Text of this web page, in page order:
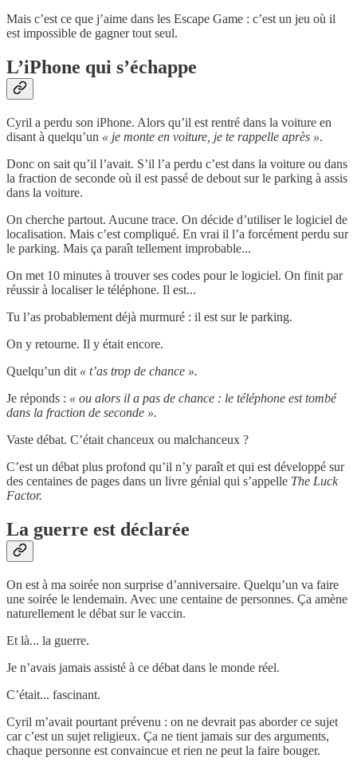
Mais c’est ce que j’aime dans les Escape Game : c’est un jeu où il
est impossible de gagner tout seul.
L’iPhone qui s’échappe
Cyril a perdu son iPhone. Alors qu’il est rentré dans la voiture en
disant à quelqu’un « je monte en voiture, je te rappelle après ».
Donc on sait qu’il l’avait. S’il l’a perdu c’est dans la voiture ou dans
la fraction de seconde où il est passé de debout sur le parking à assis
dans la voiture.
On cherche partout. Aucune trace. On décide d’utiliser le logiciel de
localisation. Mais c’est compliqué. En vrai il l’a forcément perdu sur
le parking. Mais ça paraît tellement improbable...
On met 10 minutes à trouver ses codes pour le logiciel. On finit par
réussir à localiser le téléphone. Il est...
Tu l’as probablement déjà murmuré : il est sur le parking.
On y retourne. Il y était encore.
Quelqu’un dit « t’as trop de chance ».
Je réponds : « ou alors il a pas de chance : le téléphone est tombé
dans la fraction de seconde ».
Vaste débat. C’était chanceux ou malchanceux ?
C’est un débat plus profond qu’il n’y paraît et qui est développé sur
des centaines de pages dans un livre génial qui s’appelle The Luck
Factor.
La guerre est déclarée
On est à ma soirée non surprise d’anniversaire. Quelqu’un va faire
une soirée le lendemain. Avec une centaine de personnes. Ça amène
naturellement le débat sur le vaccin.
Et là... la guerre.
Je n’avais jamais assisté à ce débat dans le monde réel.
C’était... fascinant.
Cyril m’avait pourtant prévenu : on ne devrait pas aborder ce sujet
car c’est un sujet religieux. Ça ne tient jamais sur des arguments,
chaque personne est convaincue et rien ne peut la faire bouger.